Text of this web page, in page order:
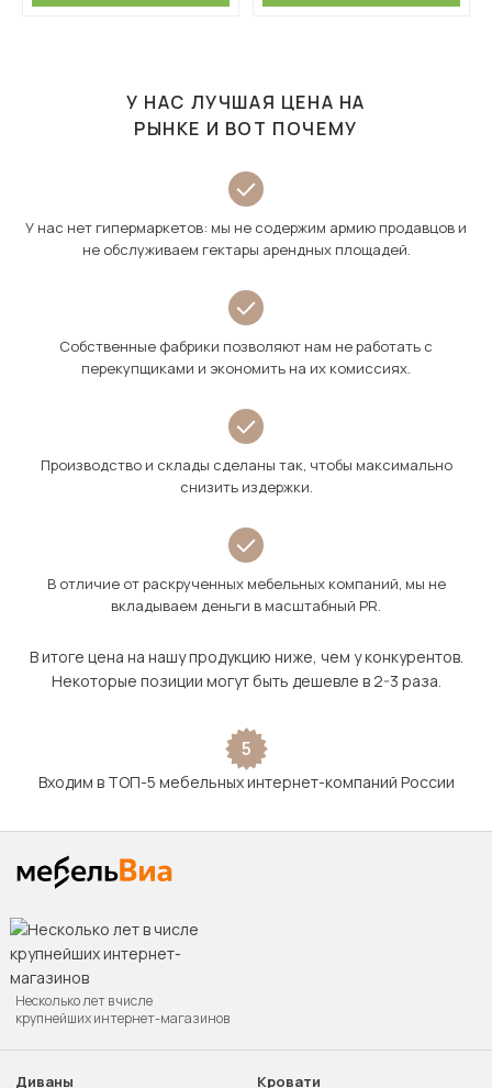
У НАС ЛУЧШАЯ ЦЕНА НА
РЫНКЕ И ВОТ ПОЧЕМУ
У нас нет гипермаркетов: мы не содержим армию продавцов и
не обслуживаем гектары арендных площадей.
Собственные фабрики позволяют нам не работать с
перекупщиками и экономить на их комиссиях.
Производство и склады сделаны так, чтобы максимально
снизить издержки.
В отличие от раскрученных мебельных компаний, мы не
вкладываем деньги в масштабный PR.
В итоге цена на нашу продукцию ниже, чем у конкурентов.
Некоторые позиции могут быть дешевле в 2-3 раза.
5
Входим в ТОП-5 мебельных интернет-компаний России
Несколько лет в числе
крупнейших интернет-магазинов
Диваны Кровати